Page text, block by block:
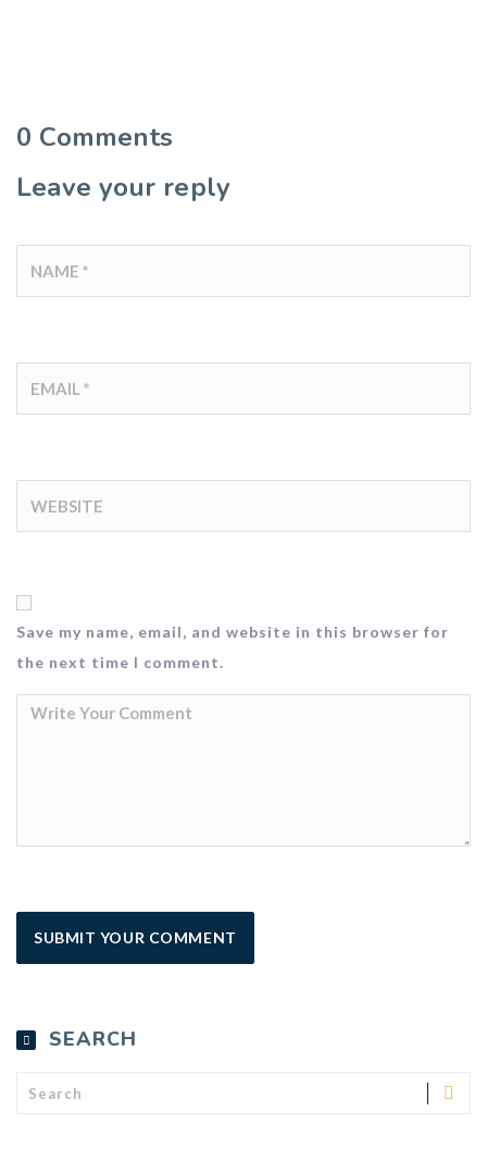
0 Comments
Leave your reply
Save my name, email, and website in this browser for
the next time I comment.
SEARCH